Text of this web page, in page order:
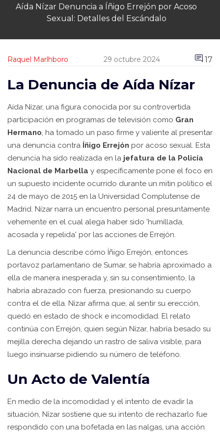
Aída Nízar Denuncia a Íñigo Errejón por Acoso
Sexual: Detalles del Escándalo
Raquel Marlhboro 29 octubre 2024 17
La Denuncia de Aída Nízar
Aída Nízar, una figura conocida por su controvertida
participación en programas de televisión como Gran
Hermano, ha tomado un paso firme y valiente al presentar
una denuncia contra Íñigo Errejón por acoso sexual. Esta
denuncia ha sido realizada en la jefatura de la Policía
Nacional de Marbella y específicamente pone el foco en
un supuesto incidente ocurrido durante un mitin político el
24 de mayo de 2015 en la Universidad Complutense de
Madrid. Nízar narra un encuentro personal presuntamente
vehemente en el cual alega haber sido 'humillada,
acosada y repelida' por las acciones de Errejón.
La denuncia describe cómo Íñigo Errejón, entonces
portavoz parlamentario de Sumar, se habría aproximado a
ella de manera inesperada y, sin su consentimiento, la
habría abrazado con fuerza, presionando su cuerpo
contra el de ella. Nízar afirma que, al sentir su erección,
quedó en estado de shock e incomodidad. El relato
continúa con Errejón, quien según Nízar, habría besado su
mejilla derecha dejando un rastro de saliva visible, para
luego insinuarse pidiendo su número de teléfono.
Un Acto de Valentía
En medio de la incomodidad y el intento de evadir la
situación, Nízar sostiene que su intento de rechazarlo fue
respondido con una bofetada en las nalgas, una acción